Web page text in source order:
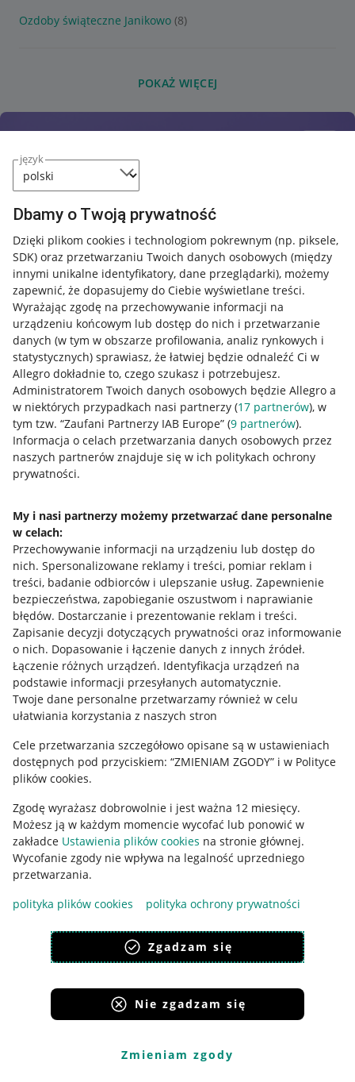
język
Dbamy o Twoją prywatność
Dzięki plikom cookies i technologiom pokrewnym (np. piksele,
SDK) oraz przetwarzaniu Twoich danych osobowych (między
innymi unikalne identyfikatory, dane przeglądarki), możemy
zapewnić, że dopasujemy do Ciebie wyświetlane treści.
Wyrażając zgodę na przechowywanie informacji na
urządzeniu końcowym lub dostęp do nich i przetwarzanie
danych (w tym w obszarze profilowania, analiz rynkowych i
statystycznych) sprawiasz, że łatwiej będzie odnaleźć Ci w
Allegro dokładnie to, czego szukasz i potrzebujesz.
Administratorem Twoich danych osobowych będzie Allegro a
w niektórych przypadkach nasi partnerzy (17 partnerów), w
tym tzw. “Zaufani Partnerzy IAB Europe” (9 partnerów).
Informacja o celach przetwarzania danych osobowych przez
naszych partnerów znajduje się w ich politykach ochrony
prywatności.
My i nasi partnerzy możemy przetwarzać dane personalne
w celach:
Przechowywanie informacji na urządzeniu lub dostęp do
nich. Spersonalizowane reklamy i treści, pomiar reklam i
treści, badanie odbiorców i ulepszanie usług. Zapewnienie
bezpieczeństwa, zapobieganie oszustwom i naprawianie
błędów. Dostarczanie i prezentowanie reklam i treści.
Zapisanie decyzji dotyczących prywatności oraz informowanie
o nich. Dopasowanie i łączenie danych z innych źródeł.
Łączenie różnych urządzeń. Identyfikacja urządzeń na
podstawie informacji przesyłanych automatycznie.
Twoje dane personalne przetwarzamy również w celu
ułatwiania korzystania z naszych stron
Cele przetwarzania szczegółowo opisane są w ustawieniach
dostępnych pod przyciskiem: “ZMIENIAM ZGODY” i w Polityce
plików cookies.
Zgodę wyrażasz dobrowolnie i jest ważna 12 miesięcy.
Możesz ją w każdym momencie wycofać lub ponowić w
zakładce Ustawienia plików cookies na stronie głównej.
Wycofanie zgody nie wpływa na legalność uprzedniego
przetwarzania.
polityka plików cookies
polityka ochrony prywatności
Zgadzam się
Nie zgadzam się
Zmieniam zgody
Ozdoby świąteczne Janikowo (8)
POKAŻ WIĘCEJ
Przydatne informacje
Jak to działa
Allegro Gadane dla sprzedających
Allegro Gadane dla kupujących
Mapa miejscowości
Informacje prawne
Regulamin
Polityka plików "cookies"
Ustawienia plików "cookies"
Udostępnianie lokalizacji
Informacje dla Aktu o Usługach Cyfrowych
Pobierz aplikację
Korzystanie z serwisu oznacza akceptacjęregulaminu